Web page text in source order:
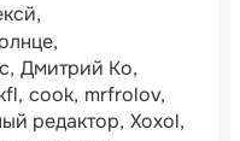
Дмитрий Ко
cook mrfrolov
редактор Xoxol